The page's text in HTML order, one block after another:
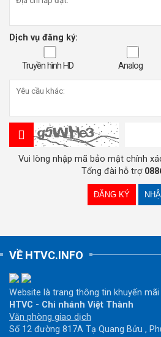
Dịch vụ đăng ký:
Truyền hình HD Analog
Vui lòng nhập mã bảo mật chính
Tổng đài hỗ trợ
VỀ HTVC.INFO
Website là trang thông tin khuyến
HTVC - Chi nhánh Việt Thành
Văn phòng giao dịch
Số 12 đường 817A Tạ Quang Bửu ,